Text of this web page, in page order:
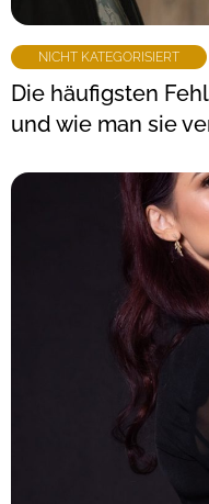
NICHT KATEGORISIERT
Die häufigsten
und wie man sie